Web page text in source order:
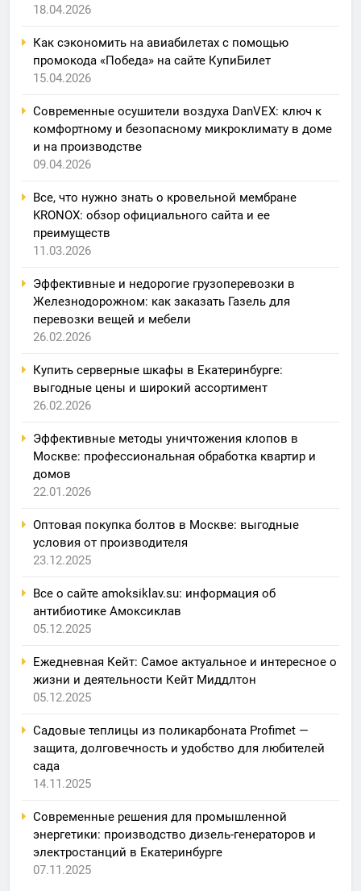
18.04.2026
Как сэкономить на авиабилетах с помощью
промокода «Победа» на сайте КупиБилет
15.04.2026
Современные осушители воздуха DanVEX: ключ к
комфортному и безопасному микроклимату в доме
и на производстве
09.04.2026
Все, что нужно знать о кровельной мембране
KRONOX: обзор официального сайта и ее
преимуществ
11.03.2026
Эффективные и недорогие грузоперевозки в
Железнодорожном: как заказать Газель для
перевозки вещей и мебели
26.02.2026
Купить серверные шкафы в Екатеринбурге:
выгодные цены и широкий ассортимент
26.02.2026
Эффективные методы уничтожения клопов в
Москве: профессиональная обработка квартир и
домов
22.01.2026
Оптовая покупка болтов в Москве: выгодные
условия от производителя
23.12.2025
Все о сайте amoksiklav.su: информация об
антибиотике Амоксиклав
05.12.2025
Ежедневная Кейт: Самое актуальное и интересное о
жизни и деятельности Кейт Миддлтон
05.12.2025
Садовые теплицы из поликарбоната Profimet —
защита, долговечность и удобство для любителей
сада
14.11.2025
Современные решения для промышленной
энергетики: производство дизель-генераторов и
электростанций в Екатеринбурге
07.11.2025